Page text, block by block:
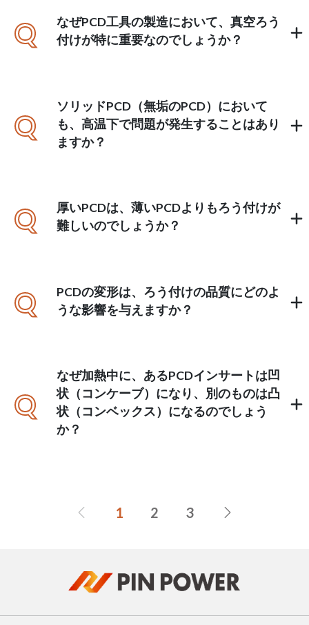
Q
なぜPCD工具の製造において、真空ろう
付けが特に重要なのでしょうか？
Q
ソリッドPCD（無垢のPCD）において
も、高温下で問題が発生することはあり
ますか？
Q
厚いPCDは、薄いPCDよりもろう付けが
難しいのでしょうか？
Q
PCDの変形は、ろう付けの品質にどのよ
うな影響を与えますか？
Q
なぜ加熱中に、あるPCDインサートは凹
状（コンケーブ）になり、別のものは凸
状（コンベックス）になるのでしょう
か？
1 2 3